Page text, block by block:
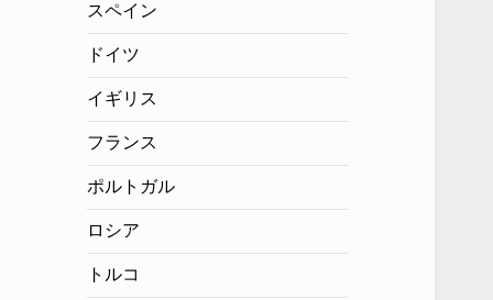
スペイン
ドイツ
イギリス
フランス
ポルトガル
ロシア
トルコ